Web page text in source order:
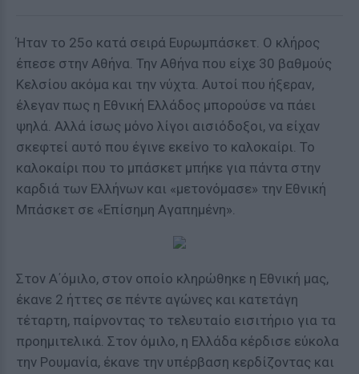
Ήταν το 25ο κατά σειρά Ευρωμπάσκετ. Ο κλήρος
έπεσε στην Αθήνα. Την Αθήνα που είχε 30 βαθμούς
Κελσίου ακόμα και την νύχτα. Αυτοί που ήξεραν,
έλεγαν πως η Εθνική Ελλάδος μπορούσε να πάει
ψηλά. Αλλά ίσως μόνο λίγοι αισιόδοξοι, να είχαν
σκεφτεί αυτό που έγινε εκείνο το καλοκαίρι. Το
καλοκαίρι που το μπάσκετ μπήκε για πάντα στην
καρδιά των Ελλήνων και «μετονόμασε» την Εθνική
Μπάσκετ σε «Επίσημη Αγαπημένη».
Στον Α΄όμιλο, στον οποίο κληρώθηκε η Εθνική μας,
έκανε 2 ήττες σε πέντε αγώνες και κατετάγη
τέταρτη, παίρνοντας το τελευταίο εισιτήριο για τα
προημιτελικά. Στον όμιλο, η Ελλάδα κέρδισε εύκολα
την Ρουμανία, έκανε την υπέρβαση κερδίζοντας και